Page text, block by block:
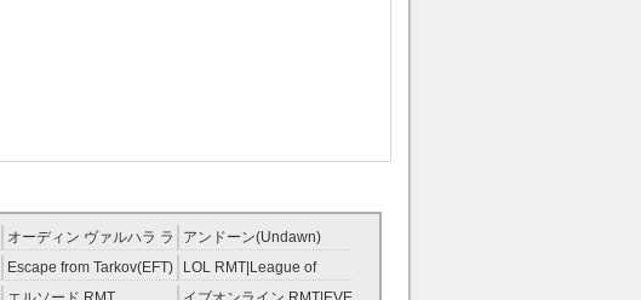
オーディン ヴァルハラ ラ
イジング RMT
アンドーン(Undawn)
RMT
Escape from Tarkov(EFT)
RMT
LOL RMT|League of
Legends RMT